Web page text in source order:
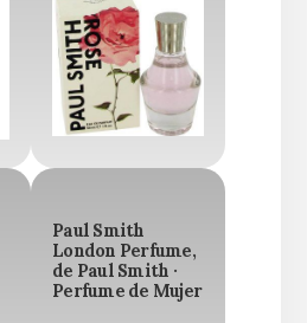
Paul Smith
London Perfume,
de Paul Smith ·
Perfume de Mujer